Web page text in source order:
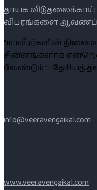
தாயக விடுதலைக்காய்
விபரங்களை
“மாவீரர்களின்
சின்னங்களாக
வேண்டும் ”- தேசியத்
info@veeravengaikal.com
www.veeravengaikal.com